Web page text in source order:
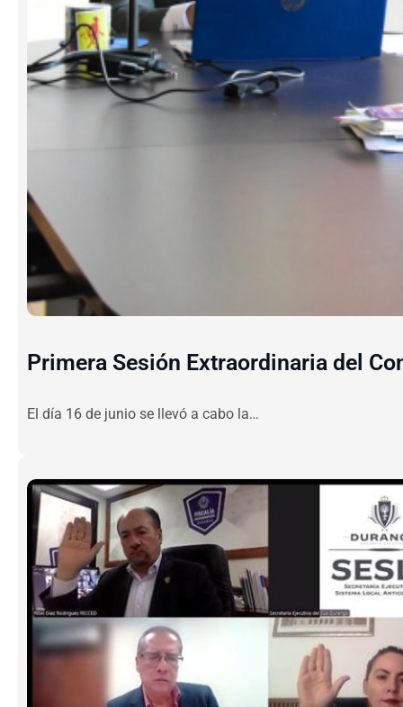
Primera Sesión Extraordinaria del
El día 16 de junio se llevó a cabo la…